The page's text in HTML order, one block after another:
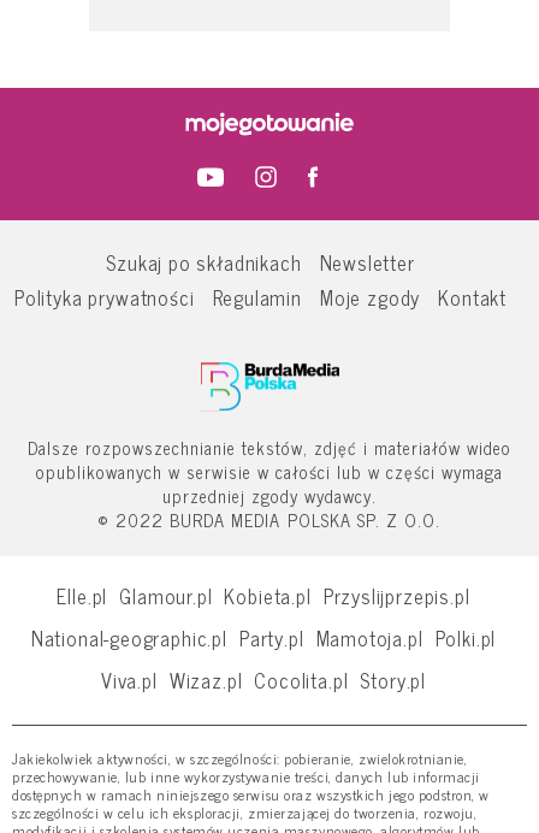
Szukaj po składnikach
Newsletter
Polityka prywatności
Regulamin Moje zgody Kontakt
Dalsze rozpowszechnianie tekstów, zdjęć i materiałów wideo
opublikowanych w serwisie w całości lub w części wymaga
uprzedniej zgody wydawcy.
© 2022 BURDA MEDIA POLSKA SP. Z O.O.
Elle.pl Glamour.pl Kobieta.pl Przyslijprzepis.pl
National-geographic.pl Party.pl Mamotoja.pl Polki.pl
Viva.pl Wizaz.pl Cocolita.pl Story.pl
Jakiekolwiek aktywności, w szczególności: pobieranie, zwielokrotnianie,
przechowywanie, lub inne wykorzystywanie treści, danych lub informacji
dostępnych w ramach niniejszego serwisu oraz wszystkich jego podstron, w
szczególności w celu ich eksploracji, zmierzającej do tworzenia, rozwoju,